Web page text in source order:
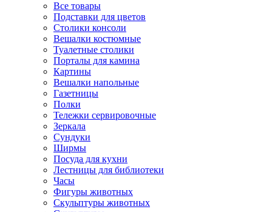
Все товары
Подставки для цветов
Столики консоли
Вешалки костюмные
Туалетные столики
Порталы для камина
Картины
Вешалки напольные
Газетницы
Полки
Тележки сервировочные
Зеркала
Сундуки
Ширмы
Посуда для кухни
Лестницы для библиотеки
Часы
Фигуры животных
Скульптуры животных